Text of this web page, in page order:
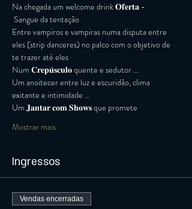
Na chegada um welcome drink 𝐎𝐟𝐞𝐫𝐭𝐚 -
Sangue da tentação
Entre vampiros e vampiras numa disputa entre
eles (strip danceres) no palco com o objetivo de
te trazer atè eles
Num 𝐂𝐫𝐞𝐩𝐮̀𝐬𝐜𝐮𝐥𝐨 quente e sedutor ...
Um anoitecer entre luz e escuridão, clima
exitante e intimidade ...
Um 𝐉𝐚𝐧𝐭𝐚𝐫 𝐜𝐨𝐦 𝐒𝐡𝐨𝐰𝐬 que promete
Mostrar mais
Ingressos
Vendas encerradas